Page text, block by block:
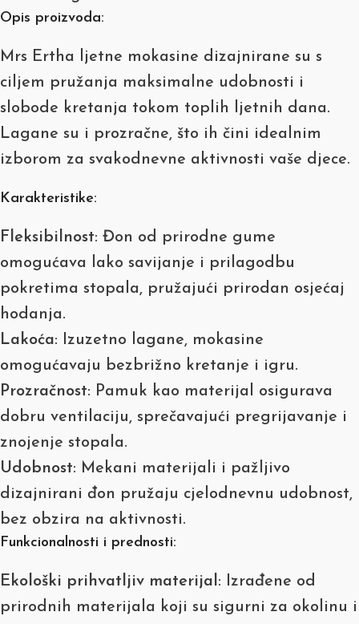
Opis proizvoda:
Mrs Ertha ljetne mokasine dizajnirane su s
ciljem pružanja maksimalne udobnosti i
slobode kretanja tokom toplih ljetnih dana.
Lagane su i prozračne, što ih čini idealnim
izborom za svakodnevne aktivnosti vaše djece.
Karakteristike:
Fleksibilnost: Đon od prirodne gume
omogućava lako savijanje i prilagodbu
pokretima stopala, pružajući prirodan osjećaj
hodanja.
Lakoća: Izuzetno lagane, mokasine
omogućavaju bezbrižno kretanje i igru.
Prozračnost: Pamuk kao materijal osigurava
dobru ventilaciju, sprečavajući pregrijavanje i
znojenje stopala.
Udobnost: Mekani materijali i pažljivo
dizajnirani đon pružaju cjelodnevnu udobnost,
bez obzira na aktivnosti.
Funkcionalnosti i prednosti:
Ekološki prihvatljiv materijal: Izrađene od
prirodnih materijala koji su sigurni za okolinu i